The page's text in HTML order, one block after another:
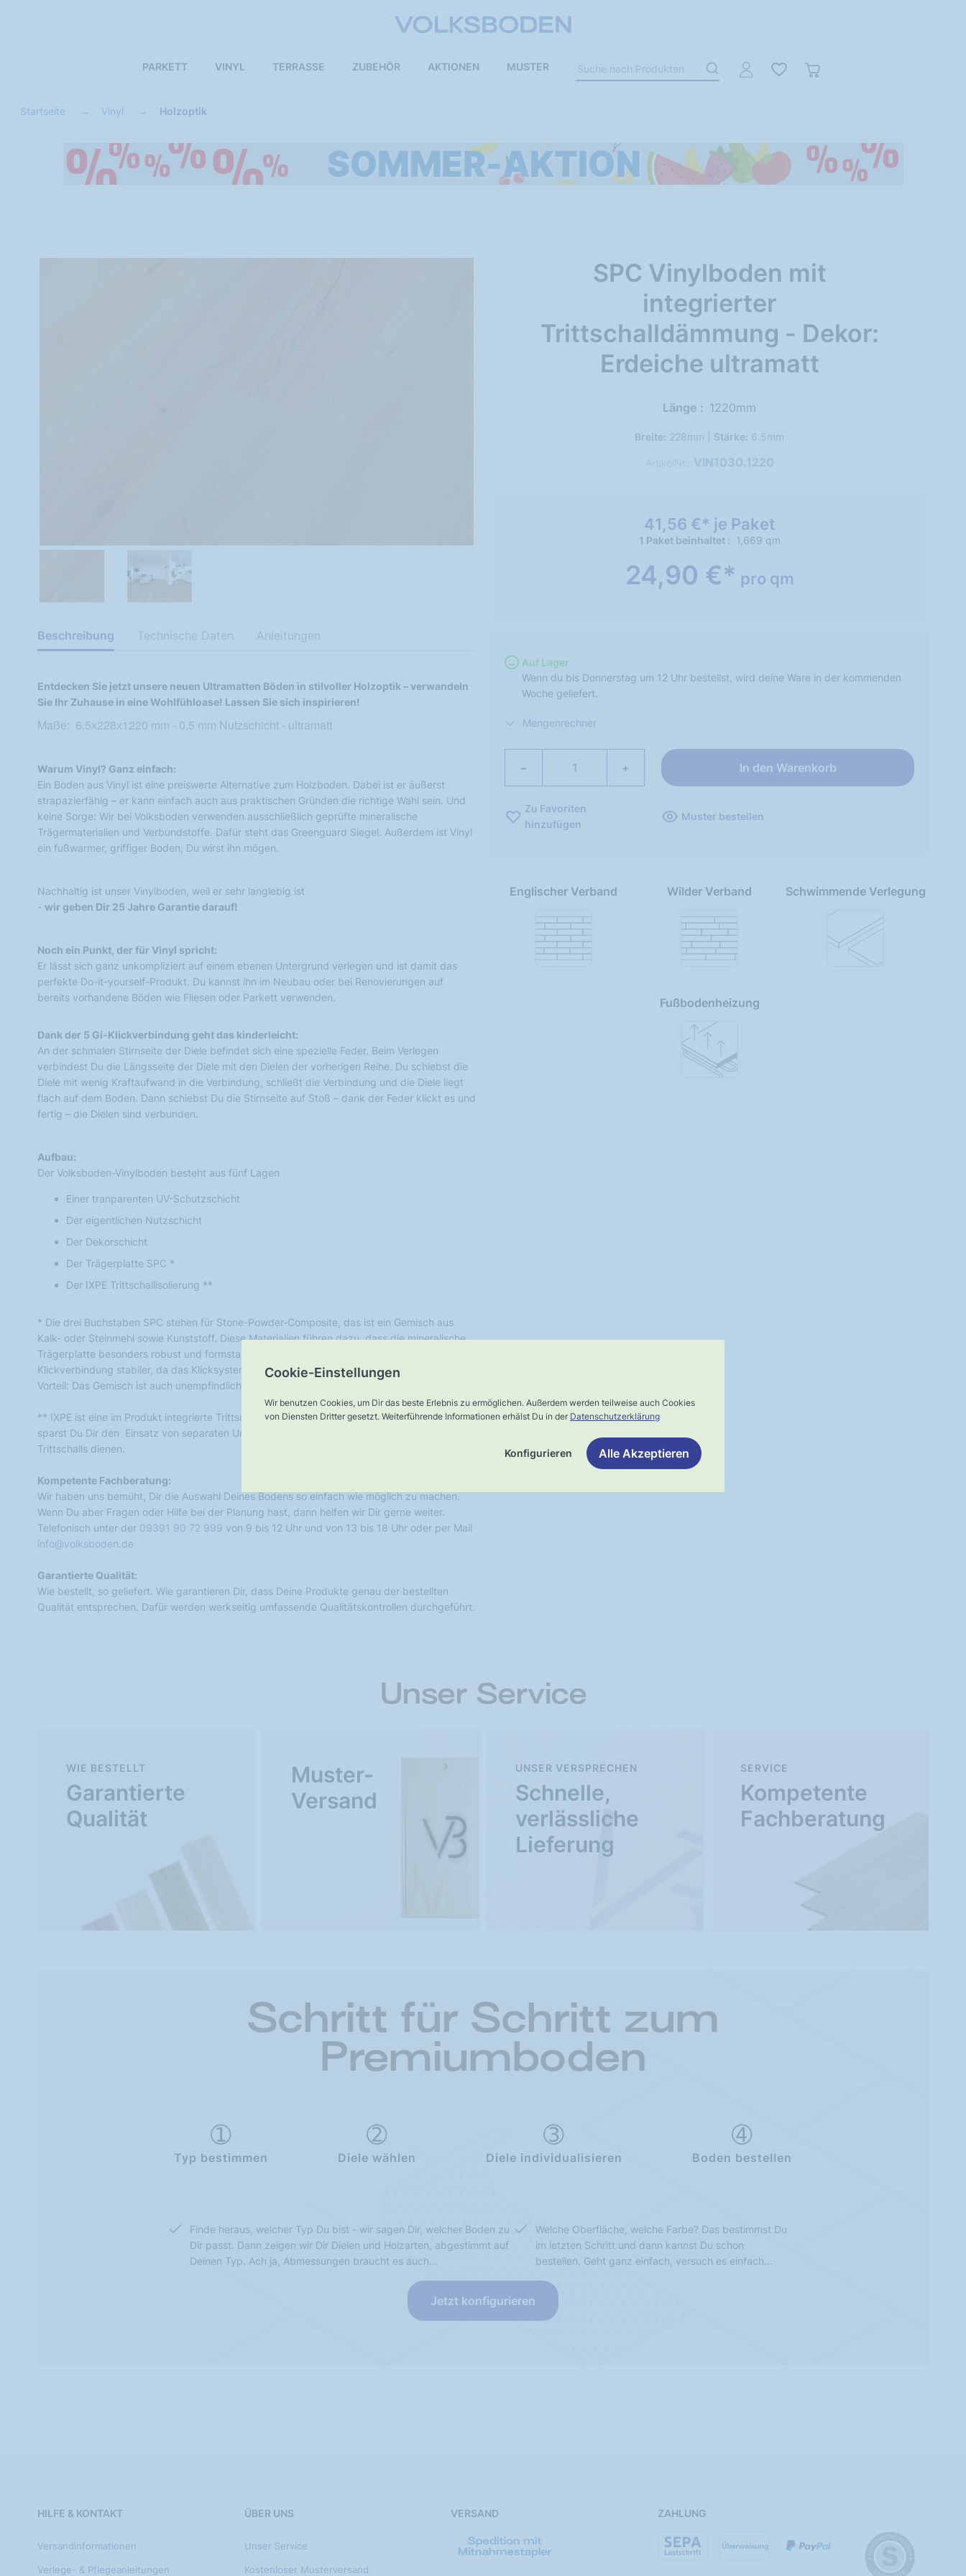
Cookie-Einstellungen
Wir benutzen Cookies, um Dir das beste Erlebnis zu ermöglichen. Außerdem werden teilweise auch Cookies
von Diensten Dritter gesetzt. Weiterführende Informationen erhälst Du in der Datenschutzerklärung
Konfigurieren Alle Akzeptieren
PARKETT VINYL TERRASSE ZUBEHÖR AKTIONEN MUSTER
Startseite Vinyl Holzoptik
SPC Vinylboden mit
integrierter
Trittschalldämmung - Dekor:
Erdeiche ultramatt
Länge 1220mm
Breite: 228mm | Stärke: 6.5mm
ArtikelNr.: VIN1030.1220
41,56 €* je Paket
1 Paket beinhaltet 1,669 qm
24,90 €* pro qm
Auf Lager
Wenn du bis Donnerstag um 12 Uhr bestellst, wird deine Ware in der kommenden
Woche geliefert.
Mengenrechner
− + In den Warenkorb
Zu Favoriten
hinzufügen
Muster bestellen
Englischer Verband Wilder Verband Schwimmende Verlegung
Fußbodenheizung
Beschreibung
Entdecken Sie jetzt unsere neuen Ultramatten Böden in stilvoller Holzoptik – verwandeln
Sie Ihr Zuhause in eine Wohlfühloase! Lassen Sie sich inspirieren!
Maße: 6,5x228x1220 mm - 0,5 mm Nutzschicht - ultramatt
Warum Vinyl? Ganz einfach:
Ein Boden aus Vinyl ist eine preiswerte Alternative zum Holzboden. Dabei ist er äußerst
strapazierfähig – er kann einfach auch aus praktischen Gründen die richtige Wahl sein. Und
keine Sorge: Wir bei Volksboden verwenden ausschließlich geprüfte mineralische
Trägermaterialien und Verbundstoffe. Dafür steht das Greenguard Siegel. Außerdem ist Vinyl
ein fußwarmer, griffiger Boden, Du wirst ihn mögen.
Nachhaltig ist unser Vinylboden, weil er sehr langlebig ist
- wir geben Dir 25 Jahre Garantie darauf!
Noch ein Punkt, der für Vinyl spricht:
Er lässt sich ganz unkompliziert auf einem ebenen Untergrund verlegen und ist damit das
perfekte Do-it-yourself-Produkt. Du kannst ihn im Neubau oder bei Renovierungen auf
bereits vorhandene Böden wie Fliesen oder Parkett verwenden.
Dank der 5 Gi-Klickverbindung geht das kinderleicht:
An der schmalen Stirnseite der Diele befindet sich eine spezielle Feder. Beim Verlegen
verbindest Du die Längsseite der Diele mit den Dielen der vorherigen Reihe. Du schiebst die
Diele mit wenig Kraftaufwand in die Verbindung, schließt die Verbindung und die Diele liegt
flach auf dem Boden. Dann schiebst Du die Stirnseite auf Stoß – dank der Feder klickt es und
fertig – die Dielen sind verbunden.
Aufbau:
Der Volksboden-Vinylboden besteht aus fünf Lagen
Einer tranparenten UV-Schutzschicht
Der eigentlichen Nutzschicht
Der Dekorschicht
Der Trägerplatte SPC *
Der IXPE Trittschallisolierung **
* Die drei Buchstaben SPC stehen für Stone-Powder-Composite, das ist ein Gemisch aus
Kalk- oder Steinmehl sowie Kunststoff. Diese Materialien führen dazu, dass die mineralische
Trägerplatte besonders robust und formstabil ist. Außerdem ist dadurch auch die
Klickverbindung stabiler, da das Klicksystem Bestandteil der Trägerplatte ist. Noch ein
Vorteil: Das Gemisch ist auch unempfindlich gegen Feuchtigkeit.
** IXPE ist eine im Produkt integrierte Trittschallkaschierung, die zudem wasserfest ist. Damit
sparst Du Dir den Einsatz von separaten Unterlagsbahnen, die zur Reduzierung des
Trittschalls dienen.
Kompetente Fachberatung:
Wir haben uns bemüht, Dir die Auswahl Deines Bodens so einfach wie möglich zu machen.
Wenn Du aber Fragen oder Hilfe bei der Planung hast, dann helfen wir Dir gerne weiter.
Telefonisch unter der 09391 90 72 999 von 9 bis 12 Uhr und von 13 bis 18 Uhr oder per Mail
info@volksboden.de
Garantierte Qualität:
Wie bestellt, so geliefert. Wie garantieren Dir, dass Deine Produkte genau der bestellten
Qualität entsprechen. Dafür werden werkseitig umfassende Qualitätskontrollen durchgeführt.
Technische Daten Anleitungen
Unser Service
Garantierte
Qualität
WIE BESTELLT
Muster-
Versand
Schnelle,
verlässliche
Lieferung
UNSER VERSPRECHEN
Kompetente
Fachberatung
SERVICE
Schritt für Schritt zum
Premiumboden
Typ bestimmen Diele wählen Diele individualisieren Boden bestellen
Finde heraus, welcher Typ Du bist - wir sagen Dir, welcher Boden zu
Dir passt. Dann zeigen wir Dir Dielen und Holzarten, abgestimmt auf
Deinen Typ. Ach ja, Abmessungen braucht es auch…
Welche Oberfläche, welche Farbe? Das bestimmst Du
im letzten Schritt und dann kannst Du schon
bestellen. Geht ganz einfach, versuch es einfach…
Jetzt konfigurieren
HILFE & KONTAKT
Versandinformationen
Verlege- & Pflegeanleitungen
ÜBER UNS
Unser Service
Kostenloser Musterversand
VERSAND ZAHLUNG